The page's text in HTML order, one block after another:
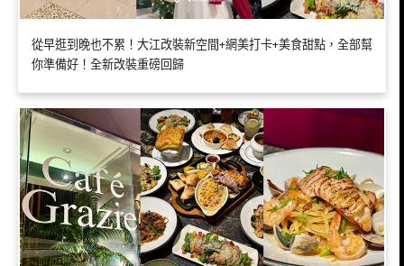
從早逛到晚也不累！大江改裝新空間+網美打卡+美食甜點，全部幫
你準備好！全新改裝重磅回歸